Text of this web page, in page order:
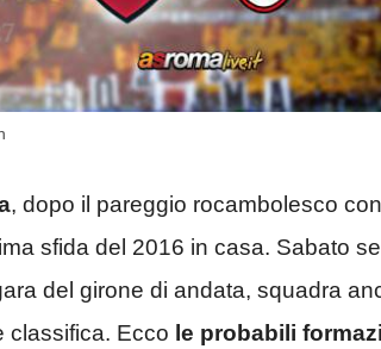
, dopo il pareggio rocambolesco
sfida del 2016 in casa. Sabato
del girone di andata, squadra
classifica. Ecco le probabili